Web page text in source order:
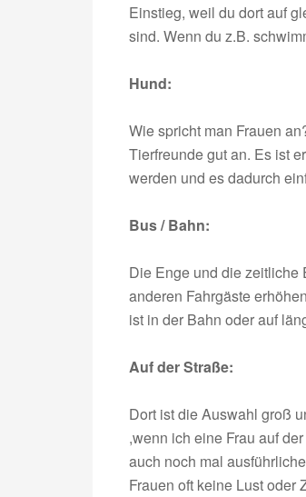
Einstieg, weil du dort auf
sind. Wenn du z.B.
Hund:
Wie spricht man Frauen
Tierfreunde gut an. Es ist
werden und es dadurch
Bus / Bahn:
Die Enge und die zeitliche
anderen Fahrgäste
ist in der Bahn oder auf
Auf der Straße:
Dort ist die Auswahl groß
,wenn ich eine Frau auf
auch noch mal
Frauen oft keine Lust oder